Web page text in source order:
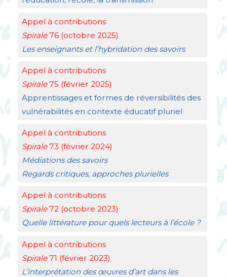
Appel à contributions
Spirale76 (octobre 2025)
Les enseignants et l’hybridation des savoirs
Appel à contributions
Spirale75 (février 2025)
Apprentissages et formes de réversibilités des
vulnérabilités en contexte éducatif pluriel
Appel à contributions
Spirale73 (février 2024)
Médiations des savoirs
Regards critiques, approches plurielles
Appel à contributions
Spirale72 (octobre 2023)
Quelle littérature pour quels lecteurs à l’école ?
Appel à contributions
Spirale71 (février 2023)
L’interprétation des œuvres d’art dans les